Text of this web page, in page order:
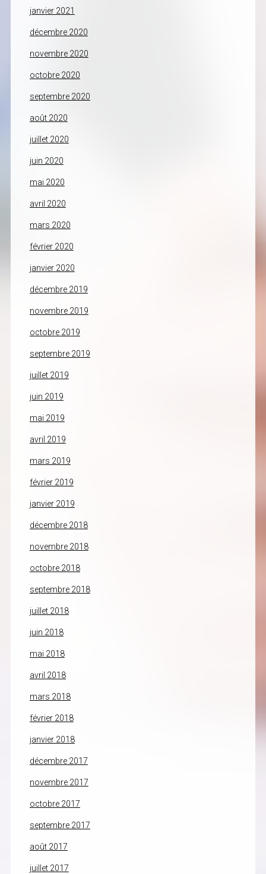
janvier 2021
décembre 2020
novembre 2020
octobre 2020
septembre 2020
août 2020
juillet 2020
juin 2020
mai 2020
avril 2020
mars 2020
février 2020
janvier 2020
décembre 2019
novembre 2019
octobre 2019
septembre 2019
juillet 2019
juin 2019
mai 2019
avril 2019
mars 2019
février 2019
janvier 2019
décembre 2018
novembre 2018
octobre 2018
septembre 2018
juillet 2018
juin 2018
mai 2018
avril 2018
mars 2018
février 2018
janvier 2018
décembre 2017
novembre 2017
octobre 2017
septembre 2017
août 2017
juillet 2017